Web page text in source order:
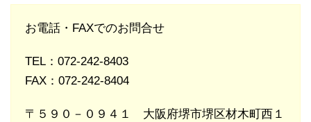
お電話・FAXでのお問合せ
TEL：072-242-8403
FAX：072-242-8404
〒５９０－０９４１ 大阪府堺市堺区材木町西１